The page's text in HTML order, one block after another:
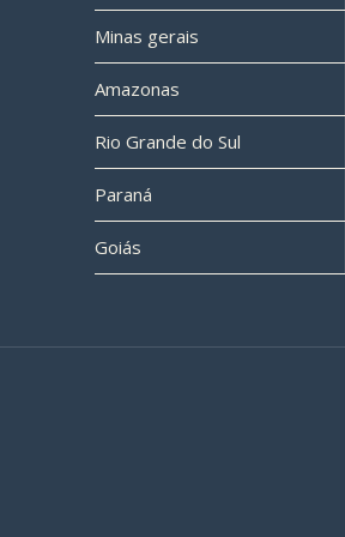
Minas gerais
Amazonas
Rio Grande do Sul
Paraná
Goiás